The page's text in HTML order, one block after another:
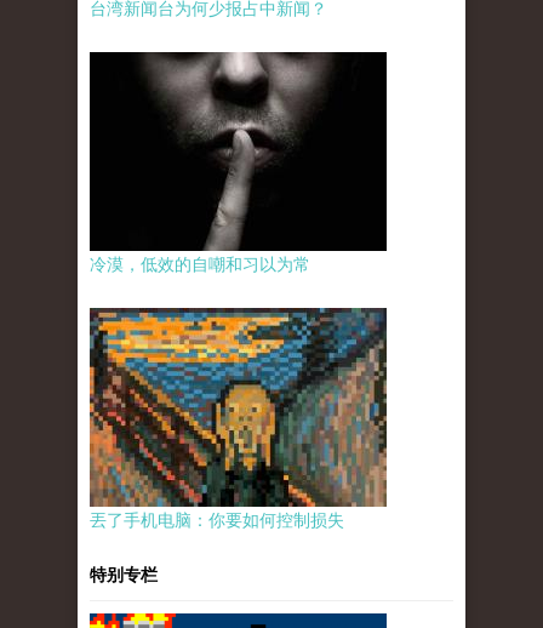
台湾新闻台为何少报占中新闻？
冷漠，低效的自嘲和习以为常
丟了手机电脑：你要如何控制损失
特别专栏